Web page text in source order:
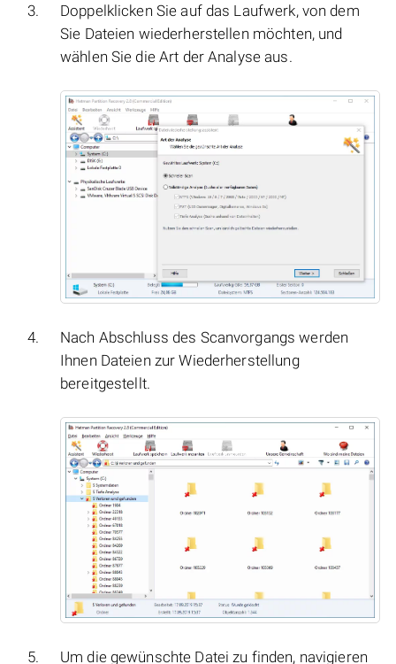
Doppelklicken Sie auf das Laufwerk, von dem
Sie Dateien wiederherstellen möchten, und
wählen Sie die Art der Analyse aus.
Nach Abschluss des Scanvorgangs werden
Ihnen Dateien zur Wiederherstellung
bereitgestellt.
Um die gewünschte Datei zu finden, navigieren